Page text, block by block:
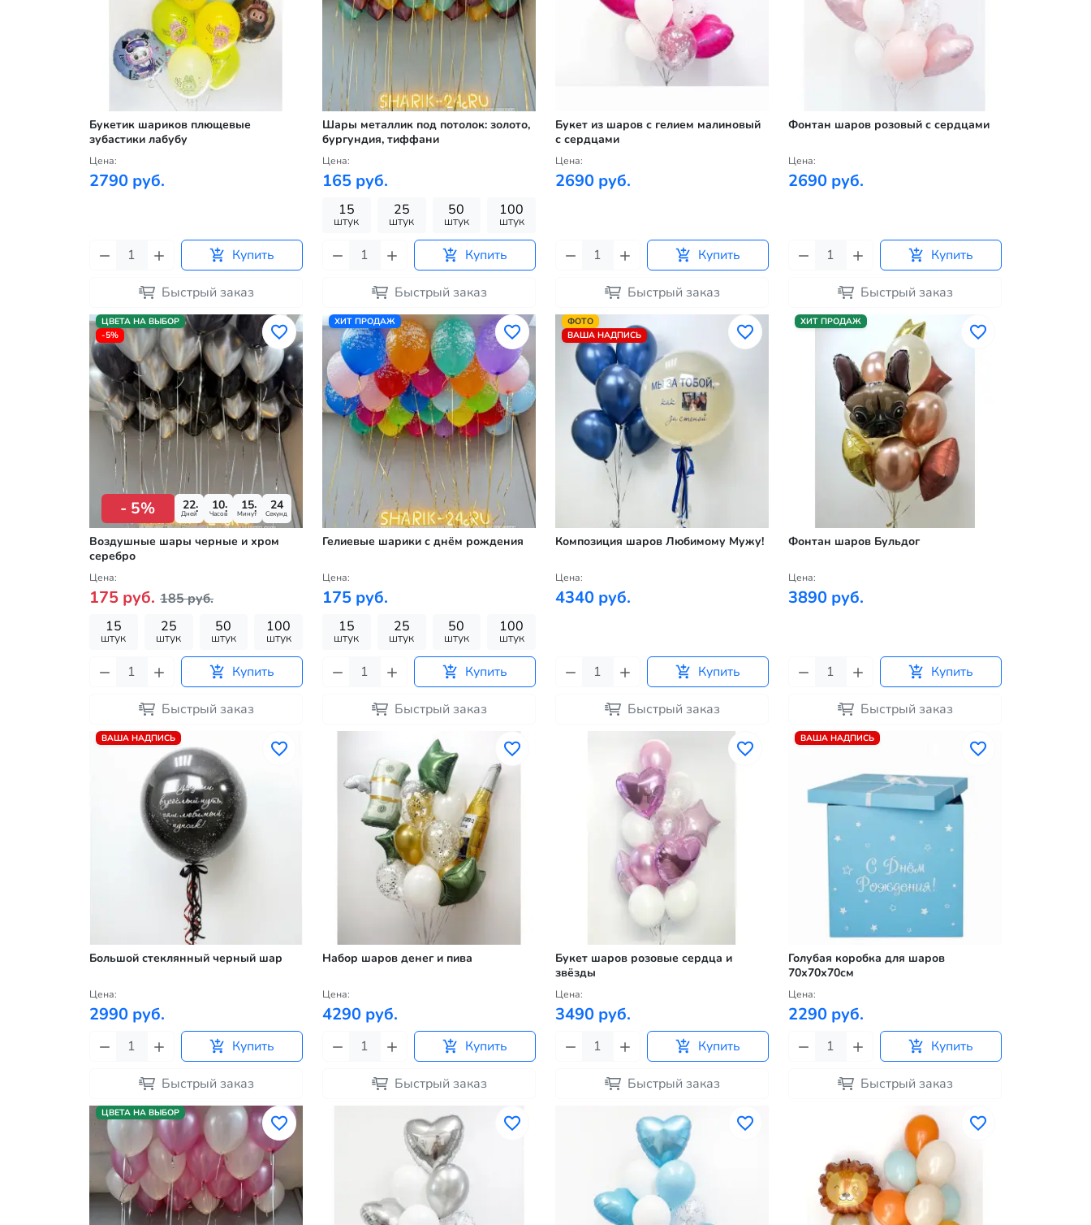
Букетик шариков плющевые
зубастики лабубу
Цена:
2790 руб.
Купить
Быстрый заказ
Шары металлик под потолок: золото,
бургундия, тиффани
Цена:
165 руб.
15
штук
25
штук
50
штук
100
штук
Купить
Быстрый заказ
Букет из шаров с гелием малиновый
с сердцами
Цена:
2690 руб.
Купить
Быстрый заказ
Фонтан шаров розовый с сердцами
Цена:
2690 руб.
Купить
Быстрый заказ
ЦВЕТА НА ВЫБОР
-5%
- 5% 22
Дней
10
Часов
15
Минут
23
Секунд
Воздушные шары черные и хром
серебро
Цена:
175 руб. 185 руб.
15
штук
25
штук
50
штук
100
штук
Купить
Быстрый заказ
ХИТ ПРОДАЖ
Гелиевые шарики с днём рождения
Цена:
175 руб.
15
штук
25
штук
50
штук
100
штук
Купить
Быстрый заказ
ФОТО
ВАША НАДПИСЬ
Композиция шаров Любимому Мужу!
Цена:
4340 руб.
Купить
Быстрый заказ
ХИТ ПРОДАЖ
Фонтан шаров Бульдог
Цена:
3890 руб.
Купить
Быстрый заказ
ВАША НАДПИСЬ
Большой стеклянный черный шар
Цена:
2990 руб.
Купить
Быстрый заказ
Набор шаров денег и пива
Цена:
4290 руб.
Купить
Быстрый заказ
Букет шаров розовые сердца и
звёзды
Цена:
3490 руб.
Купить
Быстрый заказ
ВАША НАДПИСЬ
Голубая коробка для шаров
70х70х70см
Цена:
2290 руб.
Купить
Быстрый заказ
ЦВЕТА НА ВЫБОР